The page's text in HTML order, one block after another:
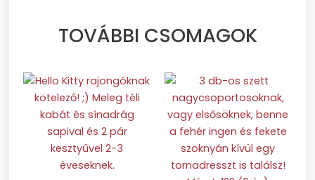
TOVÁBBI CSOMAGOK